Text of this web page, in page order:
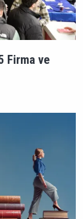
Firma ve